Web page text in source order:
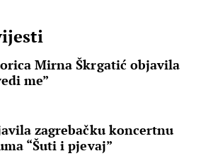
Mirna Škrgatić objavila
me”
zagrebačku koncertnu
“Šuti i pjevaj”